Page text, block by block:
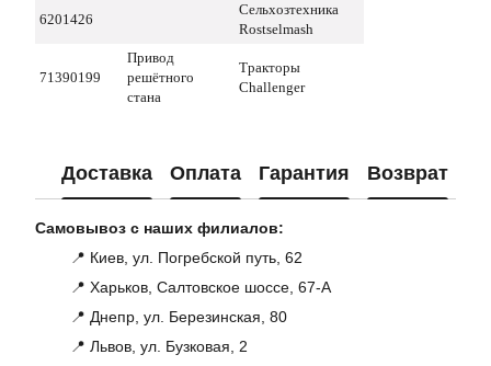
6201426
Сельхозтехника
Rostselmash
71390199
Привод
решётного
стана
Тракторы
Challenger
Доставка Оплата Гарантия Возврат
Самовывоз с наших филиалов:
📍 Киев, ул. Погребской путь, 62
📍 Харьков, Салтовское шоссе, 67-А
📍 Днепр, ул. Березинская, 80
📍 Львов, ул. Бузковая, 2